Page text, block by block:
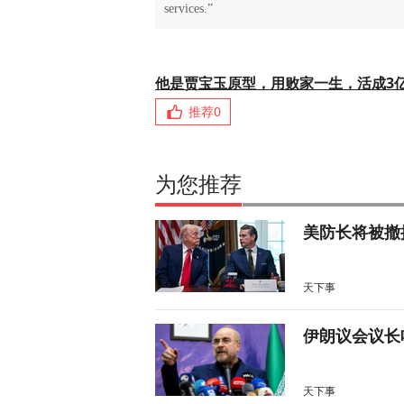
services.”
他是贾宝玉原型，用败家一生，活成3
推荐0
为您推荐
美防长将被
天下事
伊朗议会议
天下事